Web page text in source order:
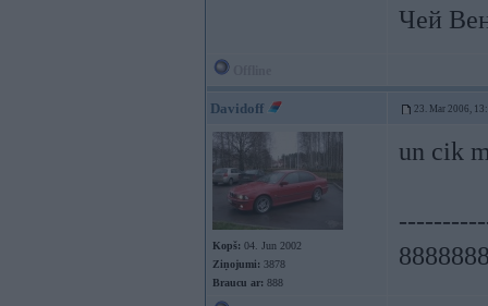
Чей
Davidoff 23. Mar 2006,
Kopš: 04. Jun 2002
Ziņojumi: 3878
Braucu ar: 888
un cik